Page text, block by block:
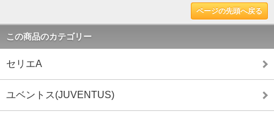
ページの先頭へ戻る
この商品のカテゴリー
セリエA
ユベントス(JUVENTUS)